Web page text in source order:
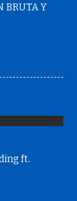
BRUTA Y
ft.